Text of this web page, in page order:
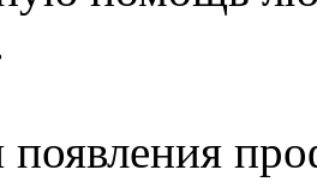
появления